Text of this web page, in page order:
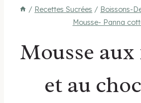
/ Recettes Sucrées / Boissons-
Mousse- Panna
Mousse aux
et au